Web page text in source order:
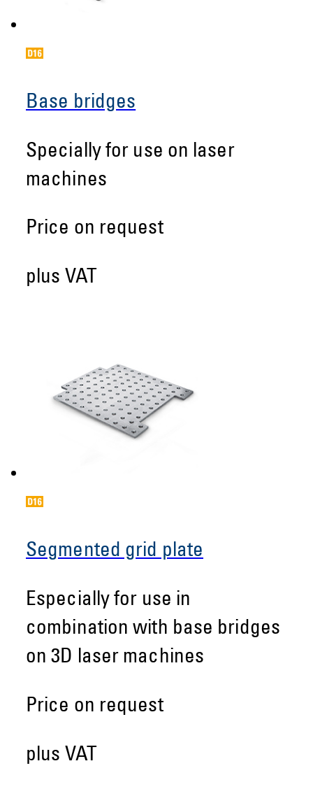
Base bridges
Specially for use on laser
machines
Price on request
plus VAT
Segmented grid plate
Especially for use in
combination with base bridges
on 3D laser machines
Price on request
plus VAT